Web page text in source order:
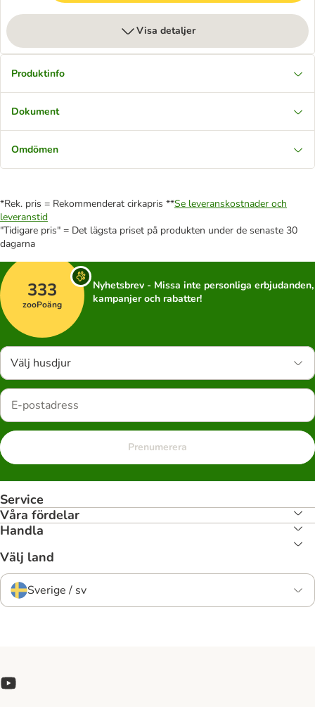
Visa detaljer
Produktinfo
Dokument
Omdömen
*Rek. pris = Rekommenderat cirkapris **Se leveranskostnader och
leveranstid
"Tidigare pris" = Det lägsta priset på produkten under de senaste 30
dagarna
333
zooPoäng
Nyhetsbrev - Missa inte personliga erbjudanden,
kampanjer och rabatter!
Välj husdjur
Prenumerera
Service
Våra fördelar
Handla
Välj land
Sverige / sv